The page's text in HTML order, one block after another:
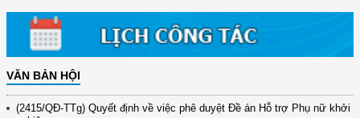
VĂN BẢN HỘI
(417/QĐ-BNNMT) Quyết định phê duyệt Chương trình mục tiêu quốc gia
xây dựng ...
(891/KH-ĐCT) Kế hoạch thực hiện Nghị quyết số 72-NQ/TW ngày
9/9/2025 của Bộ ...
(2415/QĐ-TTg) Quyết định về việc phê duyệt Đề án Hỗ trợ Phụ nữ khởi
nghiệp ...